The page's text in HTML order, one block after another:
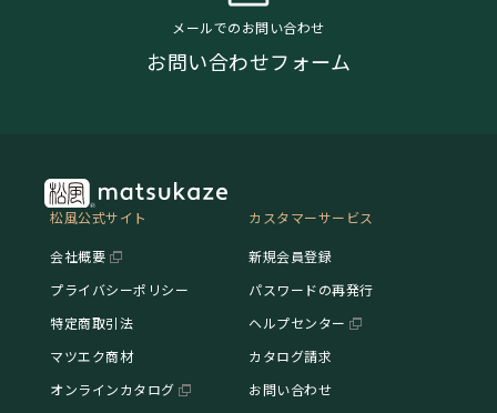
メールでのお問い合わせ
お問い合わせフォーム
松風公式サイト
会社概要
プライバシーポリシー
特定商取引法
マツエク商材
オンラインカタログ
カスタマーサービス
新規会員登録
パスワードの再発行
ヘルプセンター
カタログ請求
お問い合わせ